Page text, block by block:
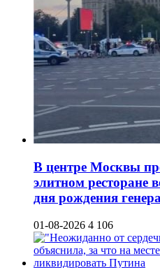
В центре Москвы
элитном ресторане
дня рождения
01-08-2026 4 106